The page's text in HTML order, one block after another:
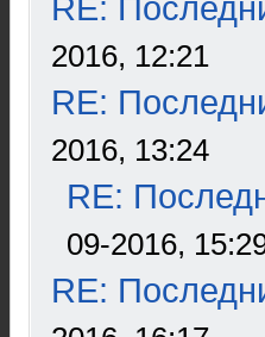
RE:
2016, 12:21
RE:
2016, 13:24
RE:
09-2016,
RE: